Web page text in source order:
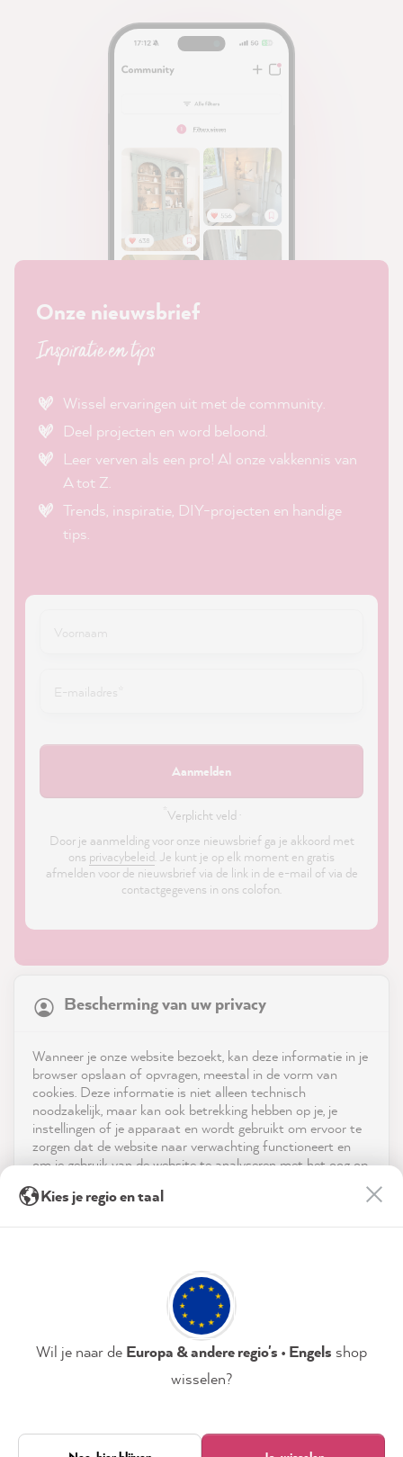
Onze nieuwsbrief
Inspiratie en tips
Wissel ervaringen uit met de community.
Deel projecten en word beloond.
Leer verven als een pro! Al onze vakkennis van
A tot Z.
Trends, inspiratie, DIY-projecten en handige
tips.
Aanmelden
Verplicht veld ·
Door je aanmelding voor onze nieuwsbrief ga je akkoord met
ons privacybeleid. Je kunt je op elk moment en gratis
afmelden voor de nieuwsbrief via de link in de e-mail of via de
contactgegevens in ons colofon.
Service
Neem contact op met
Bescherming van uw privacy
Wanneer je onze website bezoekt, kan deze informatie in je
browser opslaan of opvragen, meestal in de vorm van
cookies. Deze informatie is niet alleen technisch
noodzakelijk, maar kan ook betrekking hebben op je, je
instellingen of je apparaat en wordt gebruikt om ervoor te
zorgen dat de website naar verwachting functioneert en
om je gebruik van de website te analyseren met het oog op
advertenties aan te bieden via de diensten die in de
akkoord (op elk moment herroepbaar) met deze
Privacybeleid Colofon Instellen
21,923Reviews
reviews-io
Verified Customer
I ordered the starter kit. I'm impressed by
we want to beautify our kitchen.
Yes Share
Facebook
Went surprisingly well with the brush.
Kies je regio en taal
Wil je naar de Europa & andere regio's • Engels shop
wisselen?